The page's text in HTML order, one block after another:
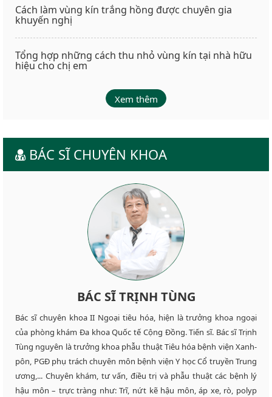
Cách làm vùng kín trắng hồng được chuyên gia
khuyến nghị
Tổng hợp những cách thu nhỏ vùng kín tại nhà hữu
hiệu cho chị em
Xem thêm
BÁC SĨ CHUYÊN KHOA
BÁC SĨ TRỊNH TÙNG
Bác sĩ chuyên khoa II Ngoại tiêu hóa, hiện là trưởng khoa ngoại
của phòng khám Đa khoa Quốc tế Cộng Đồng. Tiến sĩ. Bác sĩ Trịnh
Tùng nguyên là trưởng khoa phẫu thuật Tiêu hóa bệnh viện Xanh-
pôn, PGĐ phụ trách chuyên môn bệnh viện Y học Cổ truyền Trung
ương,... Chuyên khám, tư vấn, điều trị và phẫu thuật các bệnh lý
hậu môn – trực tràng như: Trĩ, nứt kẽ hậu môn, áp xe, rò, polyp